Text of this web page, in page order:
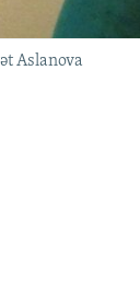
Aslanova